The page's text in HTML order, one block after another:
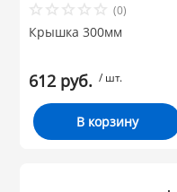
(0)
Крышка 300мм
612 руб. / шт.
В корзину